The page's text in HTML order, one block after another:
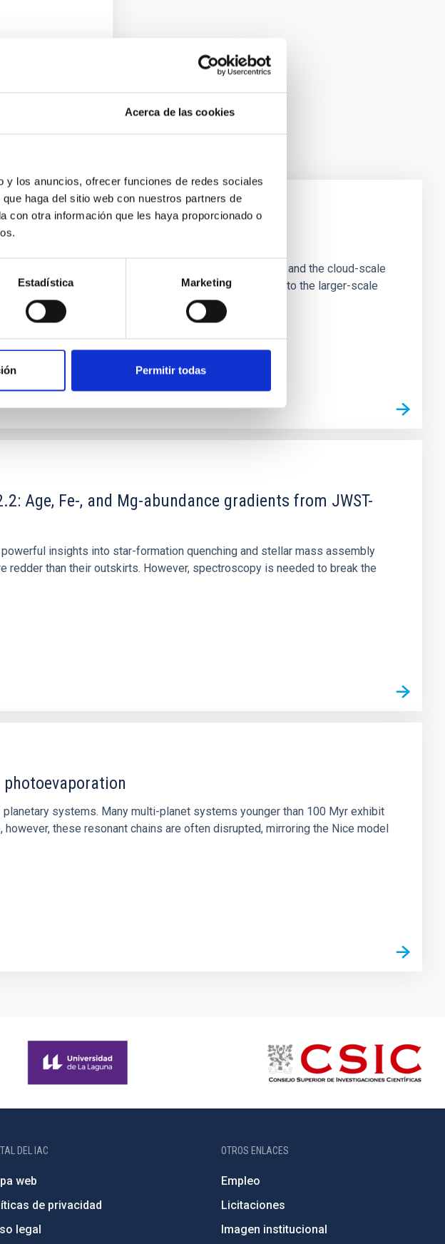
Acerca de las cookies
los anuncios, ofrecer funciones de redes sociales
haga del sitio web con nuestros partners de
con otra información que les haya proporcionado o
Estadística Marketing
Permitir todas
Cloud and Core Scales
magnetic field orientation of star-forming dense cores and the cloud-scale
momentum vectors appear random with respect to the larger-scale
Fe-, and Mg-abundance gradients from JWST-
insights into star-formation quenching and stellar mass assembly
than their outskirts. However, spectroscopy is needed to break the
systems. Many multi-planet systems younger than 100 Myr exhibit
these resonant chains are often disrupted, mirroring the Nice model
DEL IAC
web
de privacidad
legal
OTROS ENLACES
Empleo
Licitaciones
Imagen institucional